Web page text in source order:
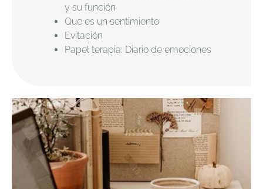
y su función
Que es un sentimiento
Evitación
Papel terapia: Diario de emociones